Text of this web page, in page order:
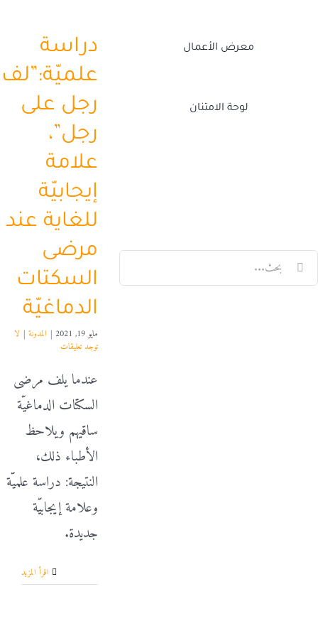
معرض الأعمال
لوحة الامتنان
البحث
عن:
دراسة
علميّة:”لف
رجل على
رجل”،
علامة
إيجابيّة
للغاية عند
مرضى
السكتات
الدماغيّة
مايو 19, 2021 | المدونة | لا
توجد تعليقات
عندما يلف مرضى
السكتات الدماغيّة
ساقيهم ويلاحظ
الأطباء ذلك،
النتيجة: دراسة علميّة
وعلامة إيجابيّة
جديدة.